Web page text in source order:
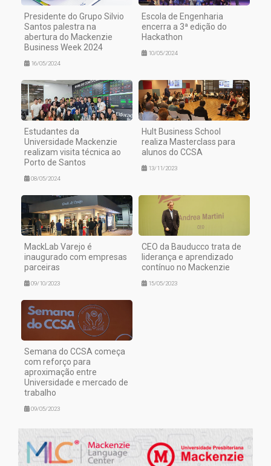
Presidente do Grupo Silvio
Santos palestra na
abertura do Mackenzie
Business Week 2024
16/05/2024
Escola de Engenharia
encerra a 3ª edição do
Hackathon
10/05/2024
Estudantes da
Universidade Mackenzie
realizam visita técnica ao
Porto de Santos
08/05/2024
Hult Business School
realiza Masterclass para
alunos do CCSA
13/11/2023
MackLab Varejo é
inaugurado com empresas
parceiras
09/10/2023
CEO da Bauducco trata de
liderança e aprendizado
contínuo no Mackenzie
15/05/2023
Semana do CCSA começa
com reforço para
aproximação entre
Universidade e mercado de
trabalho
09/05/2023